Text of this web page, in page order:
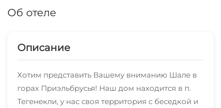
Об отеле
Описание
Хотим представить Вашему вниманию Шале в
горах Приэльбрусья! Наш дом находится в п.
Тегенекли, у нас своя территория с беседкой и